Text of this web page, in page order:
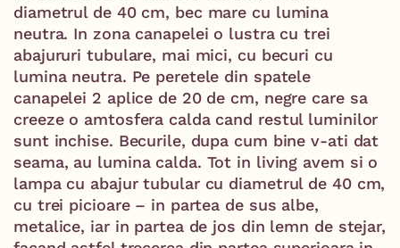
diametrul de 40 cm, bec mare cu lumina
neutra. In zona canapelei o lustra cu trei
abajururi tubulare, mai mici, cu becuri cu
lumina neutra. Pe peretele din spatele
canapelei 2 aplice de 20 de cm, negre care sa
creeze o amtosfera calda cand restul luminilor
sunt inchise. Becurile, dupa cum bine v-ati dat
seama, au lumina calda. Tot in living avem si o
lampa cu abajur tubular cu diametrul de 40 cm,
cu trei picioare – in partea de sus albe,
metalice, iar in partea de jos din lemn de stejar,